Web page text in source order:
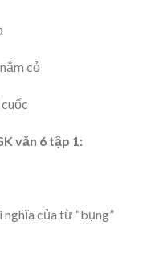
cỏ
văn 6 tập 1:
nghĩa của từ “bụng”